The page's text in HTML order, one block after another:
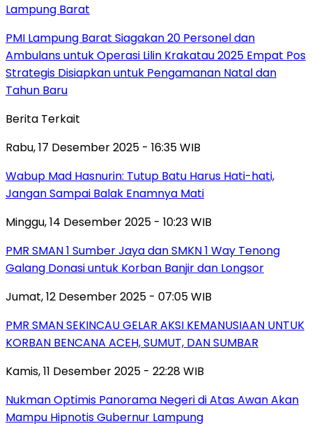
Lampung Barat
PMI Lampung Barat Siagakan 20 Personel dan
Ambulans untuk Operasi Lilin Krakatau 2025 Empat Pos
Strategis Disiapkan untuk Pengamanan Natal dan
Tahun Baru
Berita Terkait
Rabu, 17 Desember 2025 - 16:35 WIB
Wabup Mad Hasnurin: Tutup Batu Harus Hati-hati,
Jangan Sampai Balak Enamnya Mati
Minggu, 14 Desember 2025 - 10:23 WIB
PMR SMAN 1 Sumber Jaya dan SMKN 1 Way Tenong
Galang Donasi untuk Korban Banjir dan Longsor
Jumat, 12 Desember 2025 - 07:05 WIB
PMR SMAN SEKINCAU GELAR AKSI KEMANUSIAAN UNTUK
KORBAN BENCANA ACEH, SUMUT, DAN SUMBAR
Kamis, 11 Desember 2025 - 22:28 WIB
Nukman Optimis Panorama Negeri di Atas Awan Akan
Mampu Hipnotis Gubernur Lampung